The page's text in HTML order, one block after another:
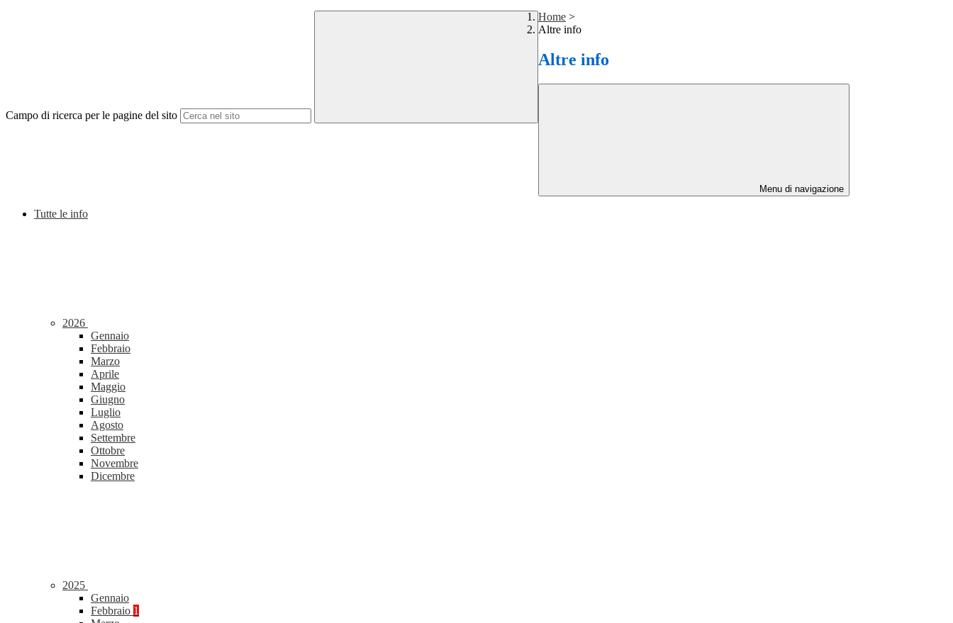
Campo di ricerca per le pagine del sito
Home >
Altre info
Altre info
Menu di navigazione
Tutte le info
2026
Gennaio
Febbraio
Marzo
Aprile
Maggio
Giugno
Luglio
Agosto
Settembre
Ottobre
Novembre
Dicembre
2025
Gennaio
Febbraio 1